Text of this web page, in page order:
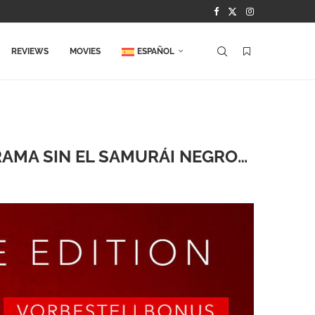
REVIEWS MOVIES ESPAÑOL
SIN EL SAMURÁI NEGRO…